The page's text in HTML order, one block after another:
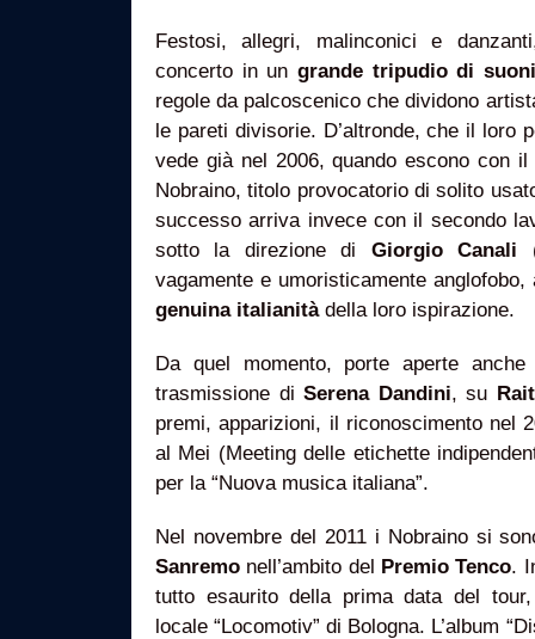
Festosi, allegri, malinconici e
concerto in un grande tripudio di
regole da palcoscenico che dividono
le pareti divisorie. D’altronde, che il loro
vede già nel 2006, quando escono con
Nobraino, titolo provocatorio di solito
successo arriva invece con il secondo
sotto la direzione di Giorgio Canali
vagamente e umoristicamente
genuina italianitàdella loro ispirazione.
Da quel momento, porte aperte
trasmissione diSerena Dandini, su
premi, apparizioni, il riconoscimento nel
al Mei (Meeting delle etichette
per la “Nuova musica italiana”.
Nel novembre del 2011 i Nobraino si
Sanremo nell’ambito del Premio Tenco.
tutto esaurito della prima data del
locale “Locomotiv” di Bologna. L’album